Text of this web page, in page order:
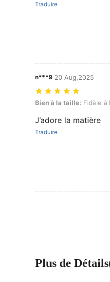
Traduire
n***9 20 Aug,2025
Bien à la taille: Fidèle à la
Bien à la taille: Fidèle à
J’adore la matière
Traduire
Plus de